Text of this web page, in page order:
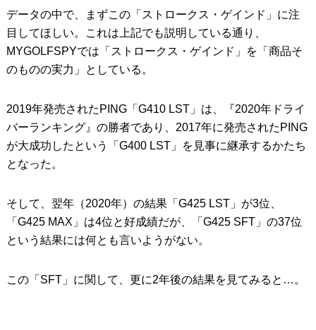
データの中で、まずこの「ストロークス・ゲインド」に注
目してほしい。これは上記でも説明している通り、
MYGOLFSPYでは「ストロークス・ゲインド」を「商品そ
のものの実力」としている。
2019年発売されたPING「G410 LST」は、『2020年ドライ
バーランキング』の勝者であり、2017年に発売されたPING
が大成功したという「G400 LST」を見事に継承するかたち
となった。
そして、翌年（2020年）の結果「G425 LST」が3位、
「G425 MAX」は4位と好成績だが、「G425 SFT」の37位
という結果には何とも言いようがない。
この「SFT」に関して、更に2年後の結果を見てみると…。